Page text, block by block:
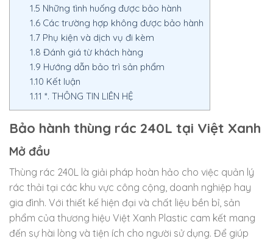
1.5 Những tình huống được bảo hành
1.6Các trường hợp không được bảo hành
1.7Phụ kiện và dịch vụ đi kèm
1.8 Đánh giá từ khách hàng
1.9 Hướng dẫn bảo trì sản phẩm
1.10 Kết luận
1.11 *. THÔNG TIN LIÊN HỆ
Bảo hành thùng rác 240L tại Việt Xanh
Mở đầu
Thùng rác 240L là giải pháp hoàn hảo cho việc quản lý
rác thải tại các khu vực công cộng, doanh nghiệp hay
gia đình. Với thiết kế hiện đại và chất liệu bền bỉ, sản
phẩm của thương hiệu Việt Xanh Plastic cam kết mang
đến sự hài lòng và tiện ích cho người sử dụng. Để giúp